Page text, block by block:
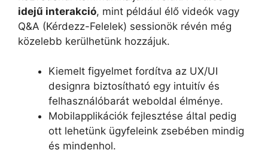
idejű interakció, mint például élő videók vagy
Q&A (Kérdezz-Felelek) sessionök révén még
közelebb kerülhetünk hozzájuk.
Kiemelt figyelmet fordítva az UX/UI
designra biztosítható egy intuitív és
felhasználóbarát weboldal élménye.
Mobilapplikációk fejlesztése által pedig
ott lehetünk ügyfeleink zsebében mindig
és mindenhol.